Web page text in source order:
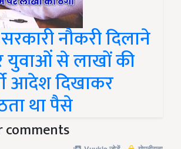
नौकरी दिलाने
युवाओं से लाखों की
आदेश दिखाकर
था पैसे
comments